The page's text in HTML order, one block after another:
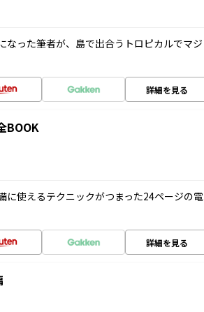
った筆者が、島で出合うトロピカルでマジ
詳細を見る
BOOK
使えるテクニックがつまった24ページの電
詳細を見る